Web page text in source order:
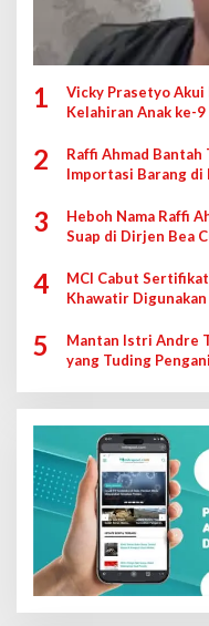
1
Vicky Prasetyo Akui
Kelahiran Anak ke-9
2
Raffi Ahmad Bantah
Importasi Barang di
3
Heboh Nama Raffi
Suap di Dirjen Bea
4
MCI Cabut
Khawatir
5
Mantan Istri Andre
yang Tuding